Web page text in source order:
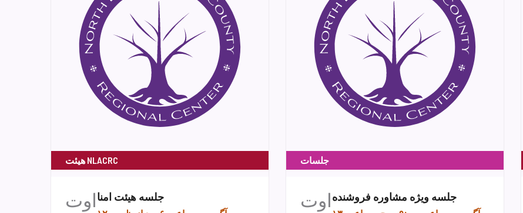
هیئت NLACRC
اوتجلسه هیئت امنا
جلسات
اوتجلسه ویژه مشاوره فروشنده